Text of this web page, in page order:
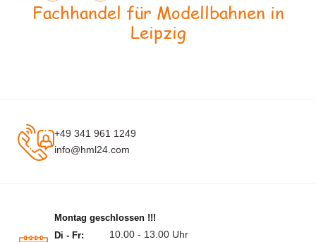
Fachhandel für Modellbahnen in
Leipzig
+49 341 961 1249
info@hml24.com
Montag geschlossen !!!
Di - Fr:
10.00 - 13.00 Uhr